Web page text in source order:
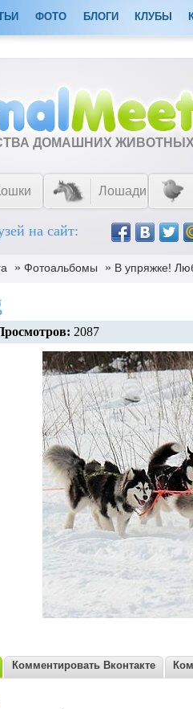
ФОТО БЛОГИ КЛУБЫ
ДОМАШНИХ
Лошади
на сайт:
» Фотоальбомы » В упряжке!
2087
Комментировать Вконтакте